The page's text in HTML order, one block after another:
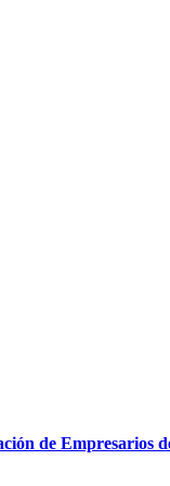
de Empresarios